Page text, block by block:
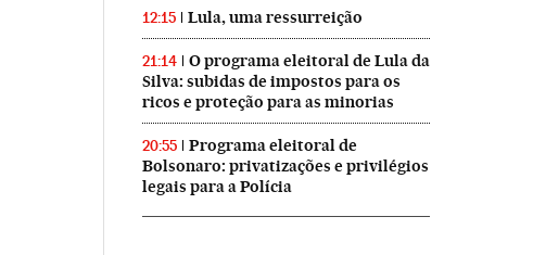
12:15 Lula, uma ressurreição
21:14
O programa eleitoral de Lula da
Silva: subidas de impostos para os
ricos e proteção para as minorias
20:55
Programa eleitoral de
Bolsonaro: privatizações e privilégios
legais para a Polícia